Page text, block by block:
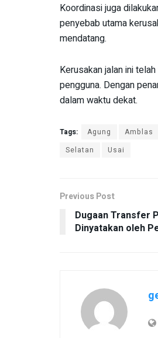
Koordinasi juga
penyebab utama
mendatang.
Kerusakan jalan ini
pengguna. Dengan
dalam waktu dekat.
Tags: Agung Amblas
Selatan
Usai
Previous Post
Dugaan Transfer
Dinyatakan oleh